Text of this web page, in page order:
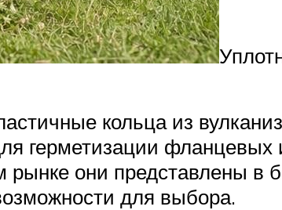
кольца из
герметизации
рынке они представлены в
для выбора.